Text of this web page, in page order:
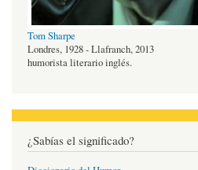
Tom Sharpe
Londres, 1928 - Llafranch, 2013
humorista literario inglés.
¿Sabías el significado?